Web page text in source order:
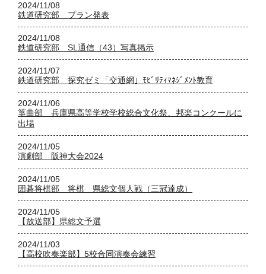
2024/11/08
鉄道研究部 プラン発表
2024/11/08
鉄道研究部 SL通信（43）写真掲示
2024/11/07
鉄道研究部 探究ゼミ「交通網」ﾓﾋﾞﾘﾃｨﾏﾈｼﾞﾒﾝﾄ教育
2024/11/06
箏曲部 兵庫県高等学校学校総合文化祭、邦楽コンクールに
出場
2024/11/05
演劇部 阪神大会2024
2024/11/05
囲碁将棋部 将棋 県総文個人戦（三冠達成）
2024/11/05
【放送部】県総文予選
2024/11/03
【高校吹奏楽部】5校合同演奏会練習